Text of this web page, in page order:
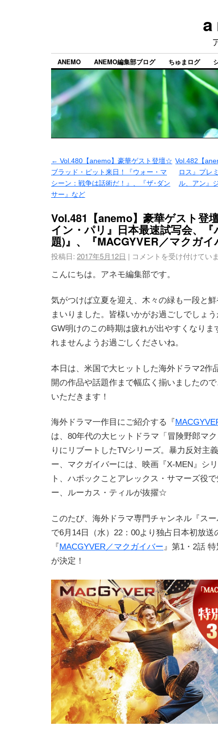
a
ANEMO ANEMO編集部ブログ ちゅまログ
← Vol.480【anemo】豪華ゲスト登壇☆
ブラッド・ピット来日！『ウォー・マ
シーン：戦争は話術だ！』、『ザ･ダン
サー』など
Vol.482【
ロス』プレ
ル、アン』
Vol.481【anemo】豪華ゲスト登
イン・パリ』日本最速試写会、
題)』、『MACGYVER／マクガ
投稿日: 2017年5月12日 | コメントを受け付けてい
こんにちは。アネモ編集部です。
気がつけば立夏を迎え、木々の緑も一段と
まいりました。皆様いかがお過ごしでしょ
GW明けのこの時期は疲れが出やすくなりま
れませんようお過ごしくださいね。
本日は、米国で大ヒットした海外ドラマ2作
開の作品や話題作まで幅広く揃いましたの
いただきます！
海外ドラマ一作目にご紹介する『
は、80年代の大ヒットドラマ「冒険野郎マ
りにリブートしたTVシリーズ。暴力反対主
ー、マクガイバーには、映画『X-MEN』シ
ト、ハボックことアレックス・サマーズ役
ー、ルーカス・ティルが抜擢☆
このたび、海外ドラマ専門チャンネル『ス
で6月14日（水）22：00より独占日本初放
『MACGYVER／マクガイバー』第1・2話
が決定！